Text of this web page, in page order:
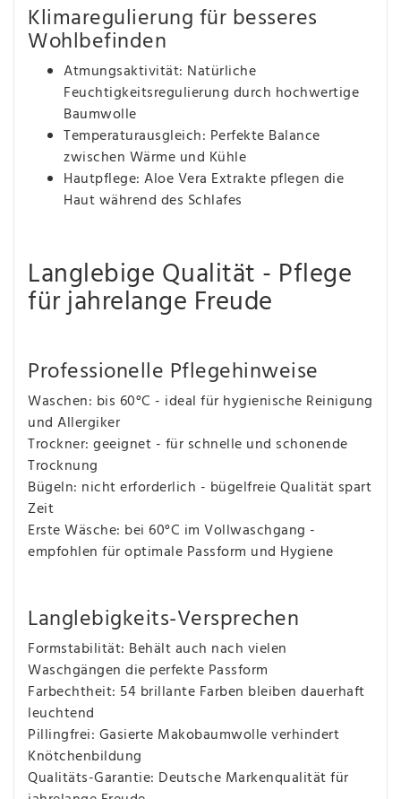
Klimaregulierung für besseres
Wohlbefinden
Atmungsaktivität: Natürliche
Feuchtigkeitsregulierung durch hochwertige
Baumwolle
Temperaturausgleich: Perfekte Balance
zwischen Wärme und Kühle
Hautpflege: Aloe Vera Extrakte pflegen die
Haut während des Schlafes
Langlebige Qualität - Pflege
für jahrelange Freude
Professionelle Pflegehinweise
Waschen: bis 60°C - ideal für hygienische Reinigung
und Allergiker
Trockner: geeignet - für schnelle und schonende
Trocknung
Bügeln: nicht erforderlich - bügelfreie Qualität spart
Zeit
Erste Wäsche: bei 60°C im Vollwaschgang -
empfohlen für optimale Passform und Hygiene
Langlebigkeits-Versprechen
Formstabilität: Behält auch nach vielen
Waschgängen die perfekte Passform
Farbechtheit: 54 brillante Farben bleiben dauerhaft
leuchtend
Pillingfrei: Gasierte Makobaumwolle verhindert
Knötchenbildung
Qualitäts-Garantie: Deutsche Markenqualität für